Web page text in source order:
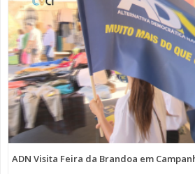
ADN Visita Feira da Brandoa em